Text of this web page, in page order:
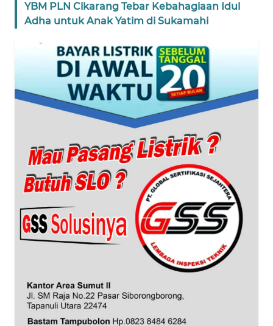
YBM PLN Cikarang Tebar Kebahagiaan Idul
Adha untuk Anak Yatim di Sukamahi
WN
JAKARTA
WN
WN
NTT
WN
KEPRI
WN
WN
PAPUA
BARAT